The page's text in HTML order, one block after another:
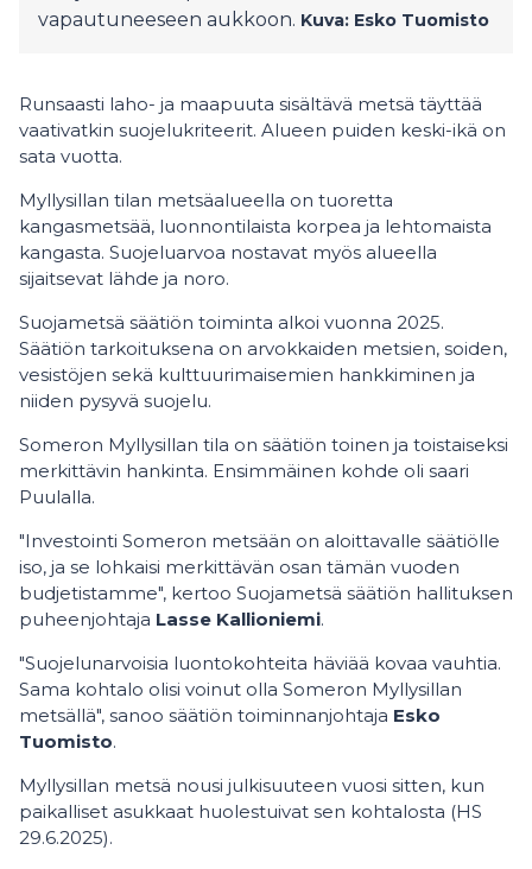
vapautuneeseen aukkoon. Kuva: Esko Tuomisto
Runsaasti laho- ja maapuuta sisältävä metsä täyttää
vaativatkin suojelukriteerit. Alueen puiden keski-ikä on
sata vuotta.
Myllysillan tilan metsäalueella on tuoretta
kangasmetsää, luonnontilaista korpea ja lehtomaista
kangasta. Suojeluarvoa nostavat myös alueella
sijaitsevat lähde ja noro.
Suojametsä säätiön toiminta alkoi vuonna 2025.
Säätiön tarkoituksena on arvokkaiden metsien, soiden,
vesistöjen sekä kulttuurimaisemien hankkiminen ja
niiden pysyvä suojelu.
Someron Myllysillan tila on säätiön toinen ja toistaiseksi
merkittävin hankinta. Ensimmäinen kohde oli saari
Puulalla.
"Investointi Someron metsään on aloittavalle säätiölle
iso, ja se lohkaisi merkittävän osan tämän vuoden
budjetistamme", kertoo Suojametsä säätiön hallituksen
puheenjohtaja Lasse Kallioniemi.
"Suojelunarvoisia luontokohteita häviää kovaa vauhtia.
Sama kohtalo olisi voinut olla Someron Myllysillan
metsällä", sanoo säätiön toiminnanjohtaja Esko
Tuomisto.
Myllysillan metsä nousi julkisuuteen vuosi sitten, kun
paikalliset asukkaat huolestuivat sen kohtalosta (HS
29.6.2025).